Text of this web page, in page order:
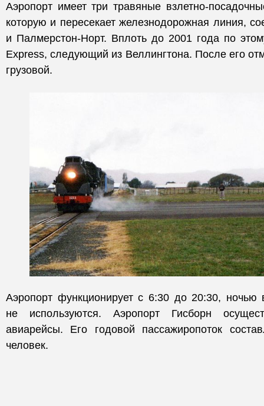
Аэропорт имеет три травяные взлетно-
которую и пересекает железнодорожная линия,
и Палмерстон-Норт. Вплоть до 2001 года по
Express, следующий из Веллингтона. После его
грузовой.
Аэропорт функционирует с 6:30 до 20:30, ночью
не используются. Аэропорт Гисборн
авиарейсы. Его годовой пассажиропоток
человек.